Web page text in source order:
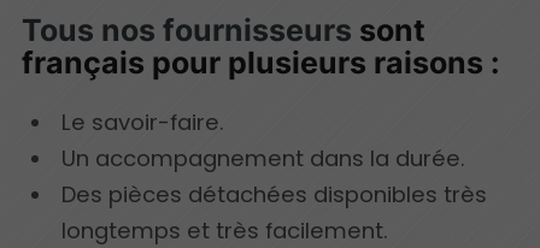
Tous nos fournisseurs sont
français pour plusieurs raisons :
Le savoir-faire.
Un accompagnement dans la durée.
Des pièces détachées disponibles très
longtemps et très facilement.